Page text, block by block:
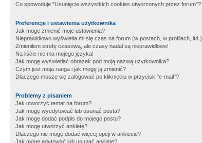
Co spowoduje "Usunięcie wszystkich cookies utworzonych przez forum"?
Preferencje i ustawienia użytkownika
Jak mogę zmienić moje ustawienia?
Nieprawidłowo wyświetla mi się czas na forum (w postach, w profilach, itd.)
Zmieniłem strefę czasową, ale czasy nadal są nieprawidłowe!
Na liście nie ma mojego języka!
Jak mogę wyświetlać obrazek pod moją nazwą użytkownika?
Czym jest moja ranga i jak mogę ją zmienić?
Dlaczego muszę się zalogować po kliknięciu w przycisk "e-mail"?
Problemy z pisaniem
Jak utworzyć temat na forum?
Jak mogę wyedytować lub usunąć posta?
Jak mogę dodać podpis do mojego postu?
Jak mogę utworzyć ankietę?
Dlaczego nie mogę dodać więcej opcji w ankiecie?
Jak mogę edytować lub usunąć ankietę?